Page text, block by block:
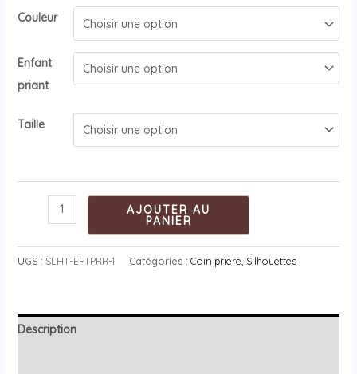
Couleur
Enfant
priant
Taille
AJOUTER AU
PANIER
UGS : SLHT-EFTPRR-1 Catégories : Coin prière, Silhouettes
Description